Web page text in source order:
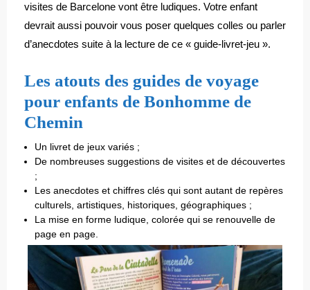
visites de Barcelone vont être ludiques. Votre enfant
devrait aussi pouvoir vous poser quelques colles ou parler
d’anecdotes suite à la lecture de ce « guide-livret-jeu ».
Les atouts des guides de voyage
pour enfants de Bonhomme de
Chemin
Un livret de jeux variés ;
De nombreuses suggestions de visites et de découvertes
;
Les anecdotes et chiffres clés qui sont autant de repères
culturels, artistiques, historiques, géographiques ;
La mise en forme ludique, colorée qui se renouvelle de
page en page.